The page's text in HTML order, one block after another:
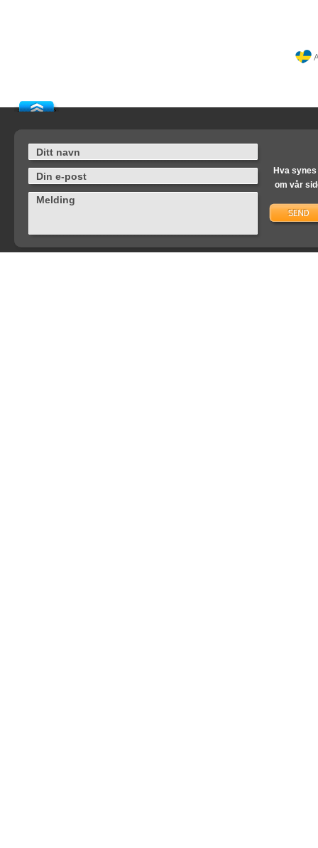
Hva synes
om vår